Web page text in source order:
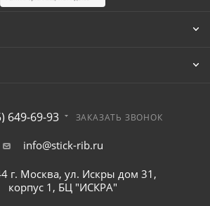
649-69-93 ЗАКАЗАТЬ ЗВОНОК
info@stick-rib.ru
г. Москва, ул. Искры дом 31,
корпус 1, БЦ "ИСКРА"